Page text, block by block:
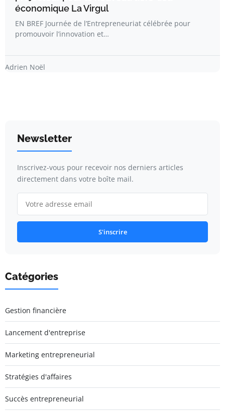
économique La Virgul
EN BREF Journée de l’Entrepreneuriat célébrée pour
promouvoir l’innovation et…
Adrien Noël
Newsletter
Inscrivez-vous pour recevoir nos derniers articles
directement dans votre boîte mail.
S'inscrire
Catégories
Gestion financière
Lancement d'entreprise
Marketing entrepreneurial
Stratégies d'affaires
Succès entrepreneurial